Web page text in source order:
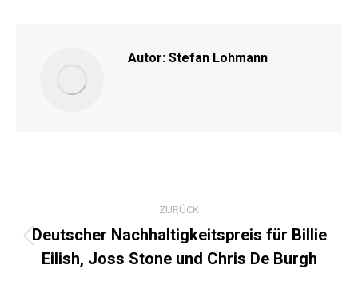
Autor: Stefan Lohmann
ZURÜCK
Vorheriger
Beitrag:
Deutscher Nachhaltigkeitspreis für Billie
Eilish, Joss Stone und Chris De Burgh